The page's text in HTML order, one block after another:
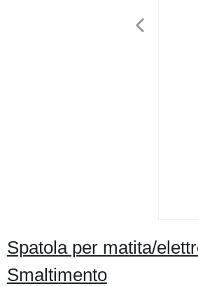
Spatola per matita/
Smaltimento